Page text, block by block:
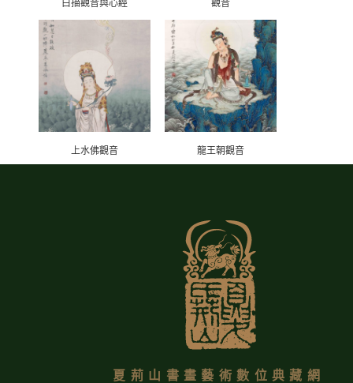
白描觀音與心經 觀音
上水佛觀音 龍王朝觀音
夏荊山書畫藝術數位典藏網